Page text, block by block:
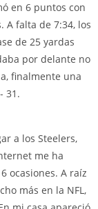
en 6 puntos con
A falta de 7:34, los
de 25 yardas
por delante no
finalmente una
31.
a los Steelers,
me ha
ocasiones. A raíz
más en la NFL,